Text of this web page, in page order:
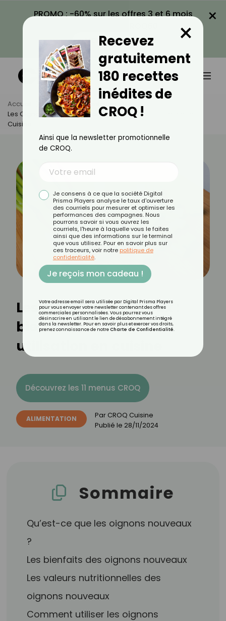
PROMO : -60% sur les offres 3 et 6 mois
VOIR LA PROMO
×
Accueil Actus
Alimentation
Les Oignons Nouveaux : Bienfaits, Calories Et Utilisation En
Cuisine
Les oignons nouveaux :
bienfaits, calories et
utilisation en cuisine
Découvrez les 11 menus CROQ
ALIMENTATION Par CROQ Cuisine
Publié le 28/11/2024
Sommaire
Qu’est-ce que les oignons nouveaux
?
Les bienfaits des oignons nouveaux
Les valeurs nutritionnelles des
oignons nouveaux
Comment utiliser les oignons
Recevez
gratuitement
180 recettes
inédites de
CROQ !
×
Ainsi que la newsletter promotionnelle
de CROQ.
Je consens à ce que la société Digital
Prisma Players analyse le taux d'ouverture
des courriels pour mesurer et optimiser les
performances des campagnes. Nous
pourrons savoir si vous ouvrez les
courriels, l'heure à laquelle vous le faites
ainsi que des informations sur le terminal
que vous utilisez. Pour en savoir plus sur
ces traceurs, voir notre politique de
confidentialité.
Je reçois mon cadeau !
Votre adresse email sera utilisée par Digital Prisma Players
pour vous envoyer votre newsletter contenant des offres
commerciales personnalisées. Vous pourrez vous
désinscrire en utilisant le lien de désabonnement intégré
dans la newsletter. Pour en savoir plus et exercer vos droits,
prenez connaissance de notre Charte de Confidentialité.